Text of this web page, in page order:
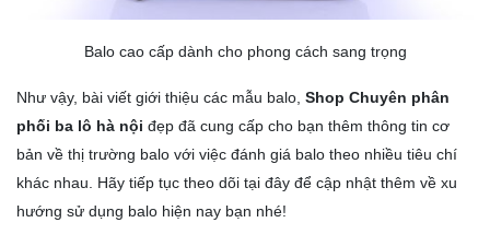
Balo cao cấp dành cho phong cách sang trọng
Như vậy, bài viết giới thiệu các mẫu balo Shop Chuyên phân
phối ba lô hà nội đẹp đã cung cấp cho bạn thêm thông tin cơ
bản về thị trường balo với việc đánh giá balo theo nhiều tiêu chí
khác nhau. Hãy tiếp tục theo dõi tại đây để cập nhật thêm về xu
hướng sử dụng balo hiện nay bạn nhé!